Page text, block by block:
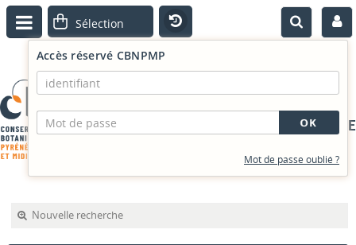
PORTAIL DOCUMENTAIRE
Accès réservé CBNPMP
Mot de passe oublié ?
Nouvelle recherche